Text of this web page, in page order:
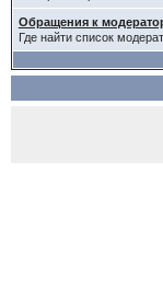
Обращения к
Где найти список